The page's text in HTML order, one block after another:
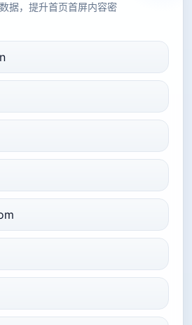
据，提升首页首屏内容密